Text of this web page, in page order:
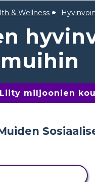
& Wellness
Liity miljoonien